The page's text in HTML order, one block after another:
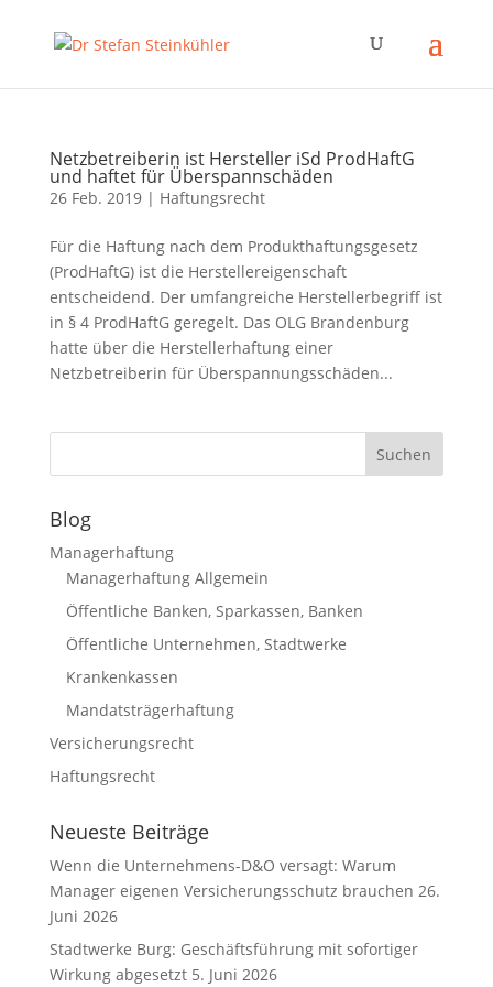
Netzbetreiberin ist Hersteller iSd ProdHaftG
und haftet für Überspannschäden
26 Feb. 2019| Haftungsrecht
Für die Haftung nach dem Produkthaftungsgesetz
(ProdHaftG) ist die Herstellereigenschaft
entscheidend. Der umfangreiche Herstellerbegriff ist
in § 4 ProdHaftG geregelt. Das OLG Brandenburg
hatte über die Herstellerhaftung einer
Netzbetreiberin für Überspannungsschäden...
Blog
Managerhaftung
Managerhaftung Allgemein
Öffentliche Banken, Sparkassen, Banken
Öffentliche Unternehmen, Stadtwerke
Krankenkassen
Mandatsträgerhaftung
Versicherungsrecht
Haftungsrecht
Neueste Beiträge
Wenn die Unternehmens-D&O versagt: Warum
Manager eigenen Versicherungsschutz brauchen 26.
Juni 2026
Stadtwerke Burg: Geschäftsführung mit sofortiger
Wirkung abgesetzt 5. Juni 2026